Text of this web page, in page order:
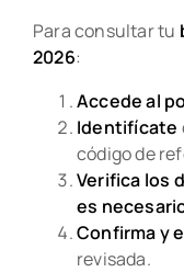
Para consultar tu
2026:
Accede al
Identifícate
código de
Verifica los
es
Confirma y
revisada.